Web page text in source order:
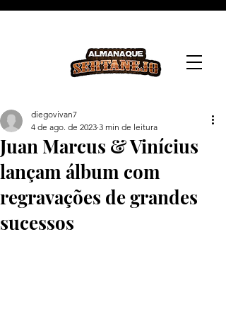
Juan Marcus & Vinícius
lançam álbum com
regravações de grandes
sucessos
diegovivan7
4 de ago. de 2023 3 min de leitura